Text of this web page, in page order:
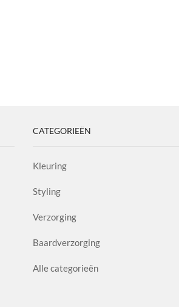
CATEGORIEËN
Kleuring
Styling
Verzorging
Baardverzorging
Alle categorieën